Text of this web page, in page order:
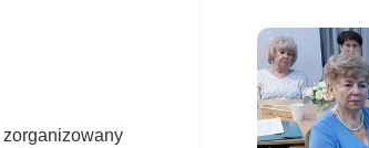
zorganizowany